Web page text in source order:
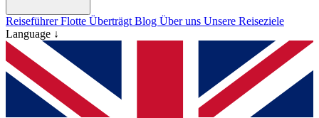
ReiseführerFlotte Überträgt Blog Über uns Unsere Reiseziele
Language ↓